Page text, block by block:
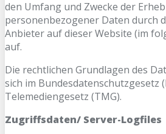
den Umfang und Zwecke der
personenbezogener Daten durch
Anbieter auf dieser Website (im
auf.
Die rechtlichen Grundlagen des
sich im Bundesdatenschutzgesetz
Telemediengesetz (TMG).
Zugriffsdaten/ Server-Logfiles